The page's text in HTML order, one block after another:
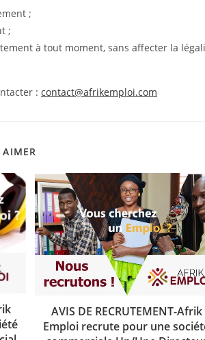
;
;
à tout moment, sans affecter la
: contact@afrikemploi.com
AVIS DE RECRUTEMENT-Afrik
Emploi recrute pour une